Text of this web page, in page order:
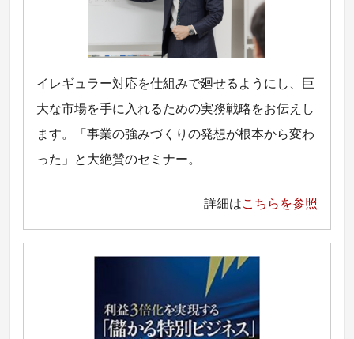
イレギュラー対応を仕組みで廻せるようにし、巨
大な市場を手に入れるための実務戦略をお伝えし
ます。「事業の強みづくりの発想が根本から変わ
った」と大絶賛のセミナー。
詳細はこちらを参照